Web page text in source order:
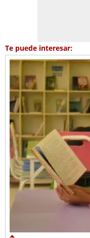
Te puede interesar: